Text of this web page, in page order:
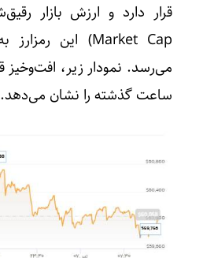
ساعت گذشته را نشان می‌دهد.